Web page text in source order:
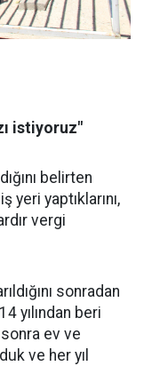
istiyoruz"
belirten
yaptıklarını,
vergi
sonradan
yılından beri
ev ve
ve her yıl